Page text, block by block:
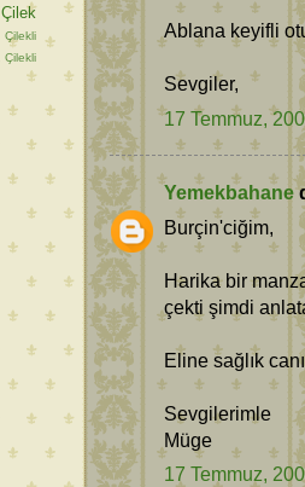
Ablana keyifli
Sevgiler,
17 Temmuz,
Yemekbahane
Burçin'ciğim,
Harika bir
çekti şimdi
Eline sağlık
Sevgilerimle
Müge
17 Temmuz,
Çilek
Çilekli
Çilekli